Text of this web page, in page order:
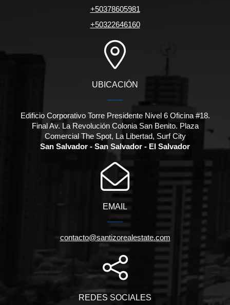
+50378605981
+50322646160
UBICACIÓN
Edificio Corporativo Torre Presidente Nivel 6 Oficina #18.
Final Av. La Revolución Colonia San Benito. Plaza
Comercial The Spot, La Libertad, Surf City
San Salvador - San Salvador - El Salvador
EMAIL
contacto@santizorealestate.com
REDES SOCIALES